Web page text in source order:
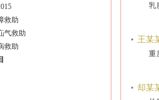
救助
气救助
救助
乳
王某
重
却某